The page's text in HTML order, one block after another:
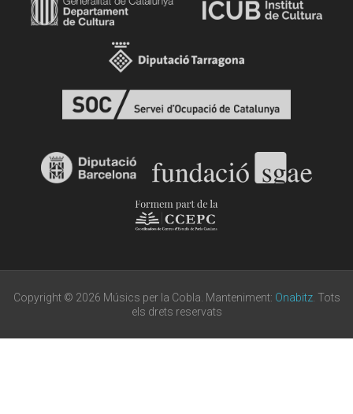
Copyright © 2026 Músics per la Cobla. Manteniment: Onabitz. Tots
els drets reservats